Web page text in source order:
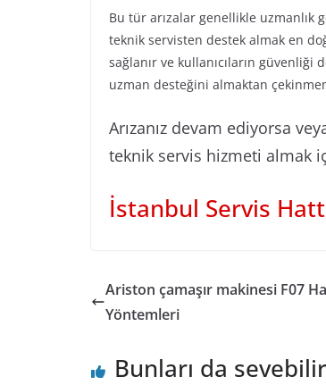
Bu tür arızalar genellikle
teknik servisten destek almak en
sağlanır ve kullanıcıların
uzman desteğini almaktan
Arızanız devam ediyorsa
teknik servis hizmeti almak
İstanbul Servis
Ariston çamaşır makinesi F07
Yöntemleri
Bunları da